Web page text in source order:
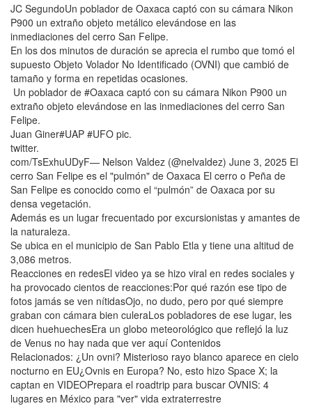
JC SegundoUn poblador de Oaxaca captó con su cámara Nikon
P900 un extraño objeto metálico elevándose en las
inmediaciones del cerro San Felipe.
En los dos minutos de duración se aprecia el rumbo que tomó el
supuesto Objeto Volador No Identificado (OVNI) que cambió de
tamaño y forma en repetidas ocasiones.
Un poblador de #Oaxaca captó con su cámara Nikon P900 un
extraño objeto elevándose en las inmediaciones del cerro San
Felipe.
Juan Giner#UAP #UFO pic.
twitter.
com/TsExhuUDyF— Nelson Valdez (@nelvaldez) June 3, 2025 El
cerro San Felipe es el "pulmón" de Oaxaca El cerro o Peña de
San Felipe es conocido como el “pulmón” de Oaxaca por su
densa vegetación.
Además es un lugar frecuentado por excursionistas y amantes de
la naturaleza.
Se ubica en el municipio de San Pablo Etla y tiene una altitud de
3,086 metros.
Reacciones en redesEl video ya se hizo viral en redes sociales y
ha provocado cientos de reacciones:Por qué razón ese tipo de
fotos jamás se ven nítidasOjo, no dudo, pero por qué siempre
graban con cámara bien culeraLos pobladores de ese lugar, les
dicen huehuechesEra un globo meteorológico que reflejó la luz
de Venus no hay nada que ver aquí Contenidos
Relacionados: ¿Un ovni? Misterioso rayo blanco aparece en cielo
nocturno en EU¿Ovnis en Europa? No, esto hizo Space X; la
captan en VIDEOPrepara el roadtrip para buscar OVNIS: 4
lugares en México para "ver" vida extraterrestre